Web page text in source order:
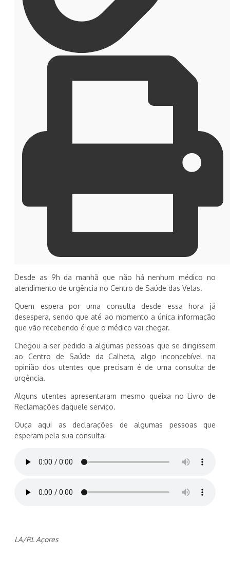
Desde as 9h da manhã que não há nenhum médico no
atendimento de urgência no Centro de Saúde das Velas.
Quem espera por uma consulta desde essa hora já
desespera, sendo que até ao momento a única informação
que vão recebendo é que o médico vai chegar.
Chegou a ser pedido a algumas pessoas que se dirigissem
ao Centro de Saúde da Calheta, algo inconcebível na
opinião dos utentes que precisam é de uma consulta de
urgência.
Alguns utentes apresentaram mesmo queixa no Livro de
Reclamações daquele serviço.
Ouça aqui as declarações de algumas pessoas que
esperam pela sua consulta:
LA/RL Açores